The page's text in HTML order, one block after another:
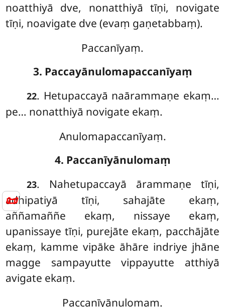
📜
noatthiyā dve, nonatthiyā tīṇi, novigate
tīṇi, noavigate dve (evaṃ gaṇetabbaṃ).
Paccanīyaṃ.
3. Paccayānulomapaccanīyaṃ
22. Hetupaccayā naārammaṇe ekaṃ…
pe… nonatthiyā novigate ekaṃ.
Anulomapaccanīyaṃ.
4. Paccanīyānulomaṃ
23. Nahetupaccayā ārammaṇe tīṇi,
adhipatiyā tīṇi, sahajāte ekaṃ,
aññamaññe ekaṃ, nissaye ekaṃ,
upanissaye tīṇi, purejāte ekaṃ, pacchājāte
ekaṃ, kamme vipāke āhāre indriye jhāne
magge sampayutte vippayutte atthiyā
avigate ekaṃ.
Paccanīyānulomaṃ.